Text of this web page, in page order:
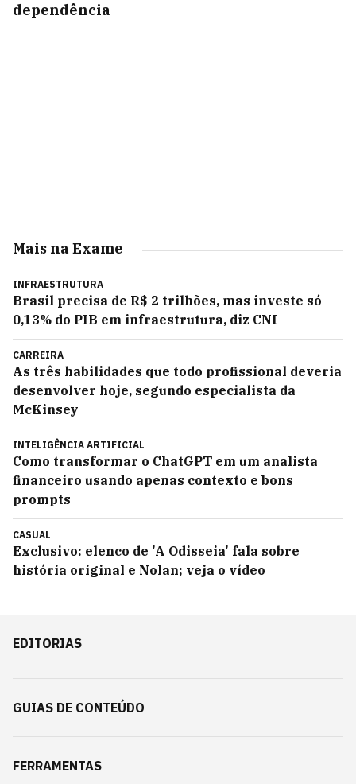
dependência
Mais na Exame
INFRAESTRUTURA
Brasil precisa de R$ 2 trilhões, mas investe só
0,13% do PIB em infraestrutura, diz CNI
CARREIRA
As três habilidades que todo profissional deveria
desenvolver hoje, segundo especialista da
McKinsey
INTELIGÊNCIA ARTIFICIAL
Como transformar o ChatGPT em um analista
financeiro usando apenas contexto e bons
prompts
CASUAL
Exclusivo: elenco de 'A Odisseia' fala sobre
história original e Nolan; veja o vídeo
EDITORIAS
GUIAS DE CONTEÚDO
FERRAMENTAS